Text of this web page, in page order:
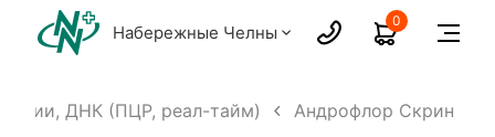
Набережные Челны
0
ДНК (ПЦР, реал-тайм) Андрофлор Скрин